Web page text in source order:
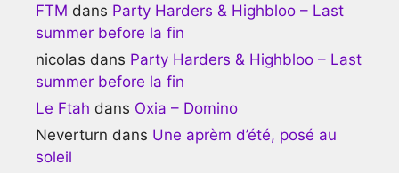
FTM dans Party Harders & Highbloo – Last
summer before la fin
nicolas dans Party Harders & Highbloo – Last
summer before la fin
Le Ftah dans Oxia – Domino
Neverturn dans Une aprèm d’été, posé au
soleil